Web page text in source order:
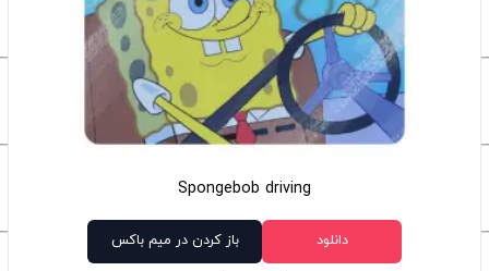
Spongebob driving
دانلود باز کردن در میم باکس